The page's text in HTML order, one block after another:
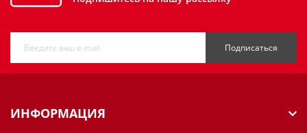
Подписаться
ИНФОРМАЦИЯ